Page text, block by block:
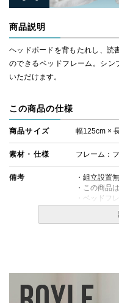
商品説明
ヘッドボードを背もたれし、読
のできるベッドフレーム。シ
いただけます。
この商品の仕様
商品サイズ 幅125cm ×
素材・仕様 フレーム：
備考
・組立設置
・この商品
・ベッドフ
・配送日指
※北海道・